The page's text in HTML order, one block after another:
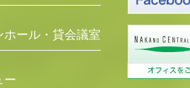
ホール・貸会議室
ー